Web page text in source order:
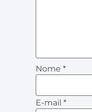
Nome *
E-mail *